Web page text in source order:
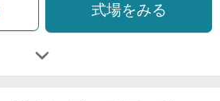
式場をみる